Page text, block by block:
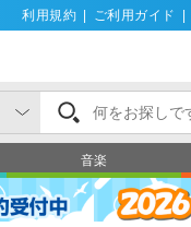
利用規約 ご利用ガイド
音楽